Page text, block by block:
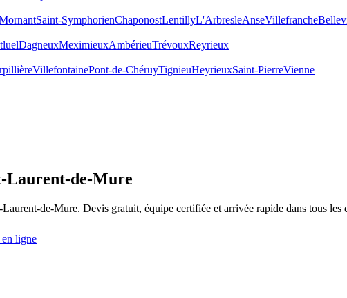
Saint-SymphorienChaponostLentillyL'ArbresleAnseVillefranche
DagneuxMeximieuxAmbérieuTrévouxReyrieux
VillefontainePont-de-ChéruyTignieuHeyrieuxSaint-PierreVienne
Laurent-de-Mure
Laurent-de-Mure. Devis gratuit, équipe certifiée et arrivée rapide dans tous les
ligne